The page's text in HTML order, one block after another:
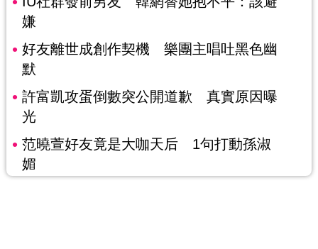
嫌
好友離世成創作契機 樂團主唱吐黑色幽
默
許富凱攻蛋倒數突公開道歉 真實原因曝
光
范曉萱好友竟是大咖天后 1句打動孫淑
媚